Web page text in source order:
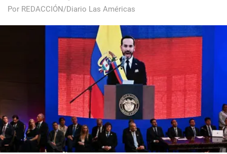
Por REDACCIÓN/Diario Las Américas